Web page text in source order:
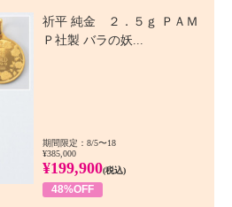
祈平 純金 ２．５ｇ ＰＡＭ
Ｐ社製 バラの妖...
期間限定：8/5〜18
¥385,000
¥199,900(税込)
48%OFF